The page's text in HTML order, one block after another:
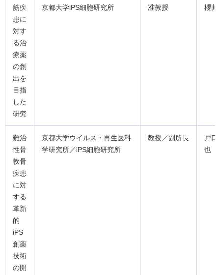
筋疾
患に
対す
る治
療薬
の創
出を
目指
した
研究
京都大学iPS細胞研究所 准教授 櫻
難治
性骨
軟骨
疾患
に対
する
革新
的
iPS
創薬
技術
の開
京都大学ウイルス・再生医科
学研究所／iPS細胞研究所
教授／副所長
戸
也